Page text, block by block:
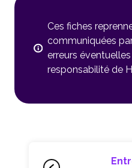
Ces fiches
communiquées
erreurs
responsabilité de